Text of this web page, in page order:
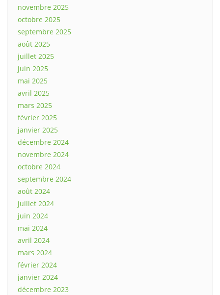
novembre 2025
octobre 2025
septembre 2025
août 2025
juillet 2025
juin 2025
mai 2025
avril 2025
mars 2025
février 2025
janvier 2025
décembre 2024
novembre 2024
octobre 2024
septembre 2024
août 2024
juillet 2024
juin 2024
mai 2024
avril 2024
mars 2024
février 2024
janvier 2024
décembre 2023